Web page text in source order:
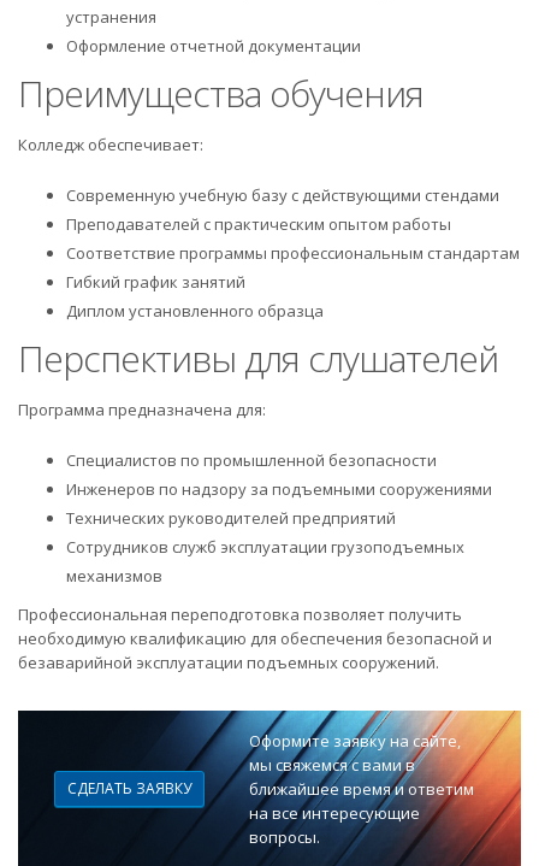
устранения
Оформление отчетной документации
Преимущества обучения
Колледж обеспечивает:
Современную учебную базу с действующими стендами
Преподавателей с практическим опытом работы
Соответствие программы профессиональным стандартам
Гибкий график занятий
Диплом установленного образца
Перспективы для слушателей
Программа предназначена для:
Специалистов по промышленной безопасности
Инженеров по надзору за подъемными сооружениями
Технических руководителей предприятий
Сотрудников служб эксплуатации грузоподъемных
механизмов
Профессиональная переподготовка позволяет получить
необходимую квалификацию для обеспечения безопасной и
безаварийной эксплуатации подъемных сооружений.
СДЕЛАТЬ ЗАЯВКУ
Оформите заявку на сайте,
мы свяжемся с вами в
ближайшее время и ответим
на все интересующие
вопросы.